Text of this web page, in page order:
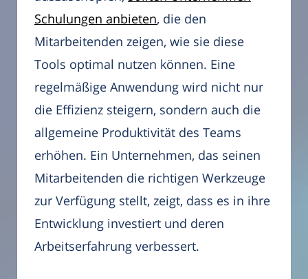
Schulungen anbieten, die den
Mitarbeitenden zeigen, wie sie diese
Tools optimal nutzen können. Eine
regelmäßige Anwendung wird nicht nur
die Effizienz steigern, sondern auch die
allgemeine Produktivität des Teams
erhöhen. Ein Unternehmen, das seinen
Mitarbeitenden die richtigen Werkzeuge
zur Verfügung stellt, zeigt, dass es in ihre
Entwicklung investiert und deren
Arbeitserfahrung verbessert.